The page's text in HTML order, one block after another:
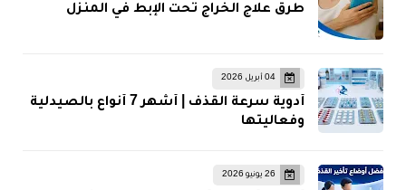
طرق علاج الخراج تحت الإبط في المنزل
04 أبريل 2026
أدوية سرعة القذف | أشهر 7 أنواع بالصيدلية
وفعاليتها
26 يونيو 2026